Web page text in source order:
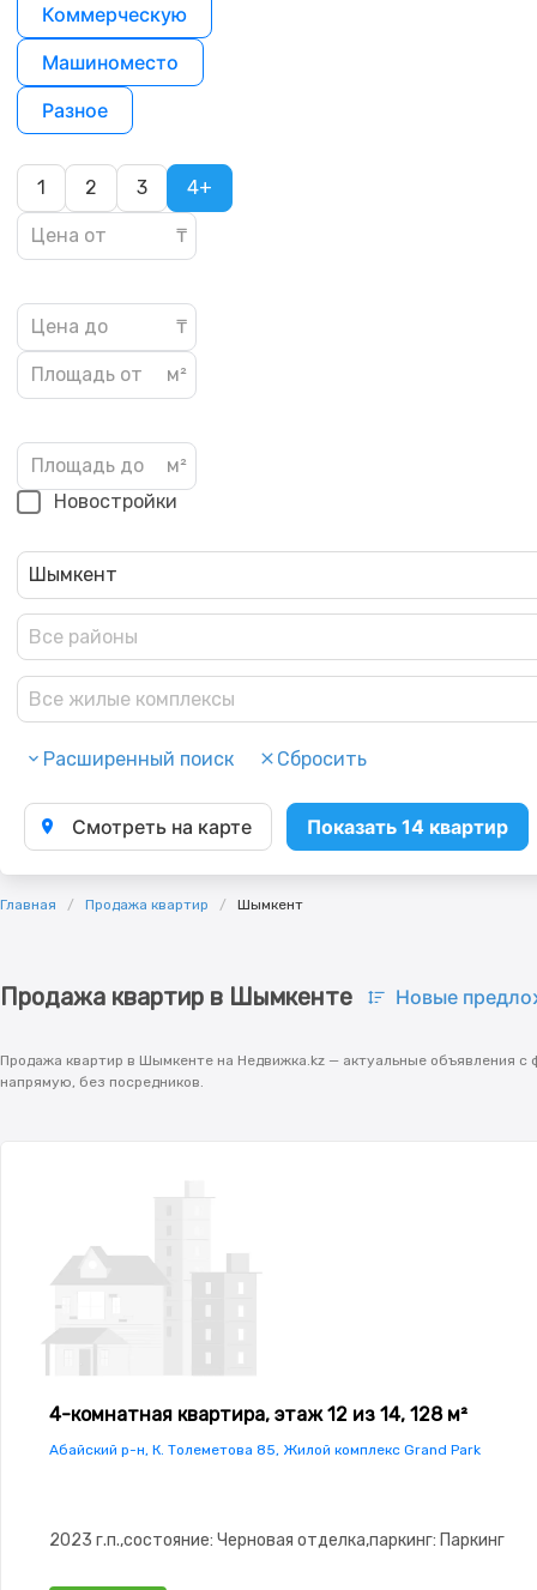
Коммерческую
Машиноместо
Разное
1 2 3 4+
Новостройки
Шымкент
Все районы
Все жилые комплексы
Расширенный поиск Сбросить
Смотреть на карте Показать 14 квартир
Главная Продажа квартир Шымкент
Продажа квартир в Шымкенте Новые
Продажа квартир в Шымкенте на Недвижка.kz — актуальные объявления
напрямую, без посредников.
4-комнатная квартира, этаж 12 из 14, 128 м²
Абайский р-н, К. Толеметова 85, Жилой комплекс Grand Park
2023 г.п.,состояние: Черновая отделка,паркинг: Паркинг